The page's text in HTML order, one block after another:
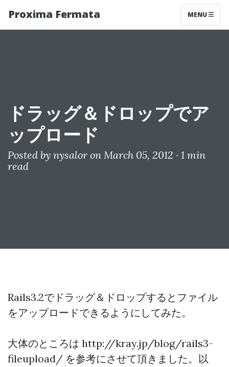
Proxima Fermata MENU
ドラッグ＆ドロップでア
ップロード
Posted by nysalor on March 05, 2012 · 1 min
read
Rails3.2でドラッグ＆ドロップするとファイル
をアップロードできるようにしてみた。
大体のところは http://kray.jp/blog/rails3-
fileupload/ を参考にさせて頂きました。以